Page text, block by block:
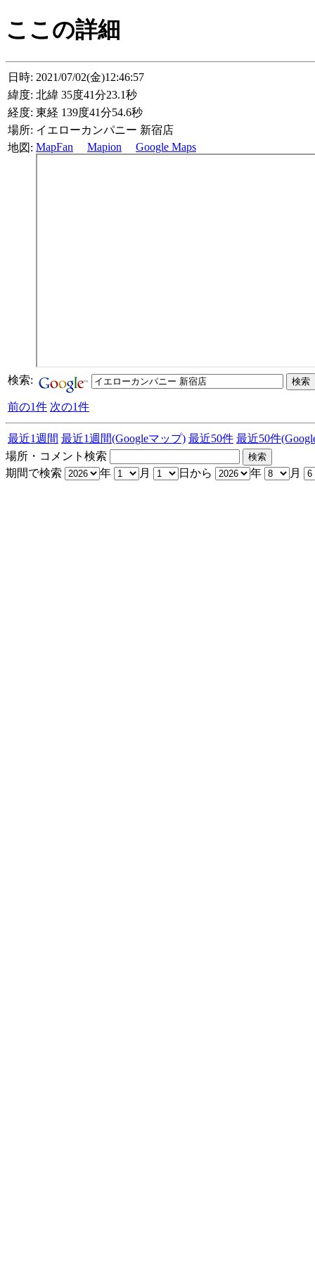
ここの詳細
日時: 2021/07/02(金)12:46:57
緯度: 北緯 35度41分23.1秒
経度: 東経 139度41分54.6秒
場所: イエローカンパニー 新宿店
地図: MapFan Mapion Google Maps
検索:
前の1件 次の1件
最近1週間 最近1週間(Googleマップ) 最近50件 最近50件
場所・コメント検索
期間で検索
年 月 日から 年 月